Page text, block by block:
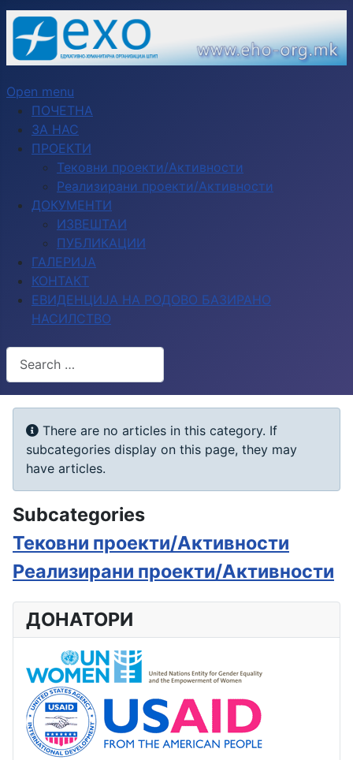
Open menu
ПОЧЕТНА
ЗА НАС
ПРОЕКТИ
Тековни проекти/Активности
Реализирани проекти/Активности
ДОКУМЕНТИ
ИЗВЕШТАИ
ПУБЛИКАЦИИ
ГАЛЕРИЈА
КОНТАКТ
ЕВИДЕНЦИЈА НА РОДОВО БАЗИРАНО
НАСИЛСТВО
Search
Type 2 or more characters for results.
Info
There are no articles in this category. If
subcategories display on this page, they may
have articles.
Subcategories
Тековни проекти/Активности
Реализирани проекти/Активности
ДОНАТОРИ